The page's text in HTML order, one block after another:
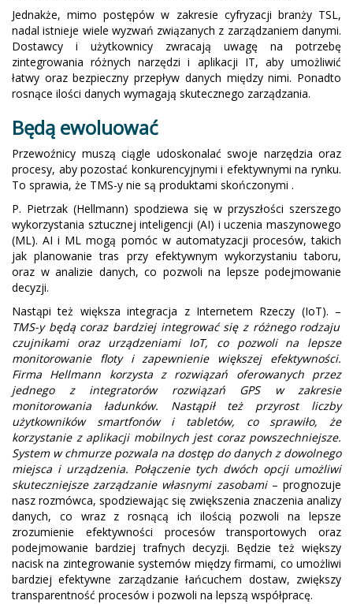
Jednakże, mimo postępów w zakresie cyfryzacji branży TSL,
nadal istnieje wiele wyzwań związanych z zarządzaniem danymi.
Dostawcy i użytkownicy zwracają uwagę na potrzebę
zintegrowania różnych narzędzi i aplikacji IT, aby umożliwić
łatwy oraz bezpieczny przepływ danych między nimi. Ponadto
rosnące ilości danych wymagają skutecznego zarządzania.
Będą ewoluować
Przewoźnicy muszą ciągle udoskonalać swoje narzędzia oraz
procesy, aby pozostać konkurencyjnymi i efektywnymi na rynku.
To sprawia, że TMS-y nie są produktami skończonymi .
P. Pietrzak (Hellmann) spodziewa się w przyszłości szerszego
wykorzystania sztucznej inteligencji (AI) i uczenia maszynowego
(ML). AI i ML mogą pomóc w automatyzacji procesów, takich
jak planowanie tras przy efektywnym wykorzystaniu taboru,
oraz w analizie danych, co pozwoli na lepsze podejmowanie
decyzji.
Nastąpi też większa integracja z Internetem Rzeczy (IoT). –
TMS-y będą coraz bardziej integrować się z różnego rodzaju
czujnikami oraz urządzeniami IoT, co pozwoli na lepsze
monitorowanie floty i zapewnienie większej efektywności.
Firma Hellmann korzysta z rozwiązań oferowanych przez
jednego z integratorów rozwiązań GPS w zakresie
monitorowania ładunków. Nastąpił też przyrost liczby
użytkowników smartfonów i tabletów, co sprawiło, że
korzystanie z aplikacji mobilnych jest coraz powszechniejsze.
System w chmurze pozwala na dostęp do danych z dowolnego
miejsca i urządzenia. Połączenie tych dwóch opcji umożliwi
skuteczniejsze zarządzanie własnymi zasobami – prognozuje
nasz rozmówca, spodziewając się zwiększenia znaczenia analizy
danych, co wraz z rosnącą ich ilością pozwoli na lepsze
zrozumienie efektywności procesów transportowych oraz
podejmowanie bardziej trafnych decyzji. Będzie też większy
nacisk na zintegrowanie systemów między firmami, co umożliwi
bardziej efektywne zarządzanie łańcuchem dostaw, zwiększy
transparentność procesów i pozwoli na lepszą współpracę.